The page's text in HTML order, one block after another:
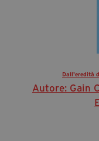
Dall'eredità
Autore: Gain